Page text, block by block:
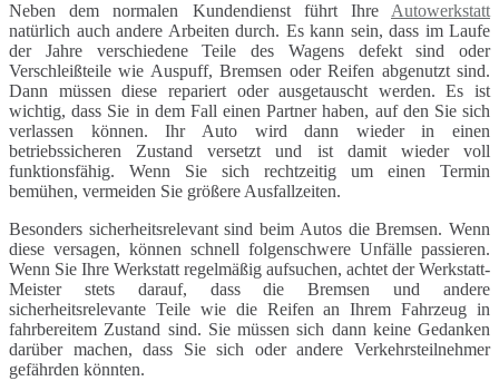
Neben dem normalen Kundendienst führt Ihre Autowerkstatt
natürlich auch andere Arbeiten durch. Es kann sein, dass im Laufe
der Jahre verschiedene Teile des Wagens defekt sind oder
Verschleißteile wie Auspuff, Bremsen oder Reifen abgenutzt sind.
Dann müssen diese repariert oder ausgetauscht werden. Es ist
wichtig, dass Sie in dem Fall einen Partner haben, auf den Sie sich
verlassen können. Ihr Auto wird dann wieder in einen
betriebssicheren Zustand versetzt und ist damit wieder voll
funktionsfähig. Wenn Sie sich rechtzeitig um einen Termin
bemühen, vermeiden Sie größere Ausfallzeiten.
Besonders sicherheitsrelevant sind beim Autos die Bremsen. Wenn
diese versagen, können schnell folgenschwere Unfälle passieren.
Wenn Sie Ihre Werkstatt regelmäßig aufsuchen, achtet der Werkstatt-
Meister stets darauf, dass die Bremsen und andere
sicherheitsrelevante Teile wie die Reifen an Ihrem Fahrzeug in
fahrbereitem Zustand sind. Sie müssen sich dann keine Gedanken
darüber machen, dass Sie sich oder andere Verkehrsteilnehmer
gefährden könnten.